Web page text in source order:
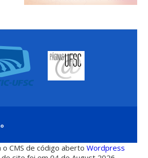
o CMS de código abertoWordpress